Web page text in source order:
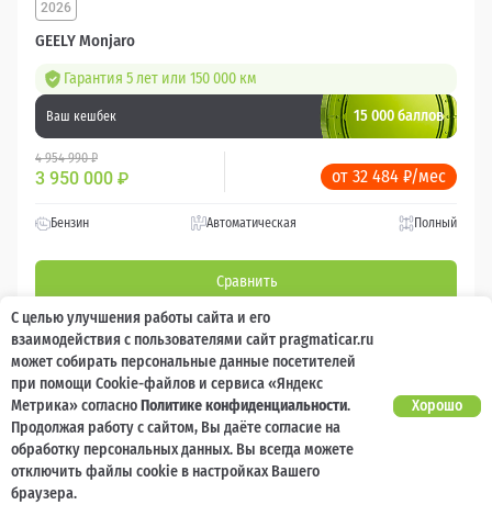
GEELY Monjaro
2026
Гарантия 5 лет или 150 000 км
Ваш кешбек 15 000 баллов
4 954 990 ₽
3 950 000 ₽ от 32 484 ₽/мес
Бензин Автоматическая Полный
Сравнить
Подробнее
Перезвоним за минуту
С целью улучшения работы сайта и его
взаимодействия с пользователями сайт pragmaticar.ru
может собирать персональные данные посетителей
при помощи Cookie-файлов и сервиса «Яндекс
Метрика» согласноПолитике конфиденциальности.
Продолжая работу с сайтом, Вы даёте согласие на
обработку персональных данных. Вы всегда можете
отключить файлы cookie в настройках Вашего
браузера.
Хорошо